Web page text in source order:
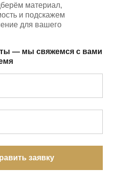
материал,
и подскажем
для вашего
— мы свяжемся с вами